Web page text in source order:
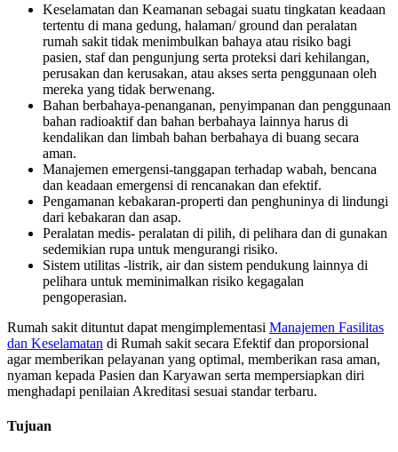
Keselamatan dan Keamanan sebagai suatu tingkatan keadaan
tertentu di mana gedung, halaman/ ground dan peralatan
rumah sakit tidak menimbulkan bahaya atau risiko bagi
pasien, staf dan pengunjung serta proteksi dari kehilangan,
perusakan dan kerusakan, atau akses serta penggunaan oleh
mereka yang tidak berwenang.
Bahan berbahaya-penanganan, penyimpanan dan penggunaan
bahan radioaktif dan bahan berbahaya lainnya harus di
kendalikan dan limbah bahan berbahaya di buang secara
aman.
Manajemen emergensi-tanggapan terhadap wabah, bencana
dan keadaan emergensi di rencanakan dan efektif.
Pengamanan kebakaran-properti dan penghuninya di lindungi
dari kebakaran dan asap.
Peralatan medis- peralatan di pilih, di pelihara dan di gunakan
sedemikian rupa untuk mengurangi risiko.
Sistem utilitas -listrik, air dan sistem pendukung lainnya di
pelihara untuk meminimalkan risiko kegagalan
pengoperasian.
Rumah sakit dituntut dapat mengimplementasi Manajemen Fasilitas
dan Keselamatan di Rumah sakit secara Efektif dan proporsional
agar memberikan pelayanan yang optimal, memberikan rasa aman,
nyaman kepada Pasien dan Karyawan serta mempersiapkan diri
menghadapi penilaian Akreditasi sesuai standar terbaru.
Tujuan